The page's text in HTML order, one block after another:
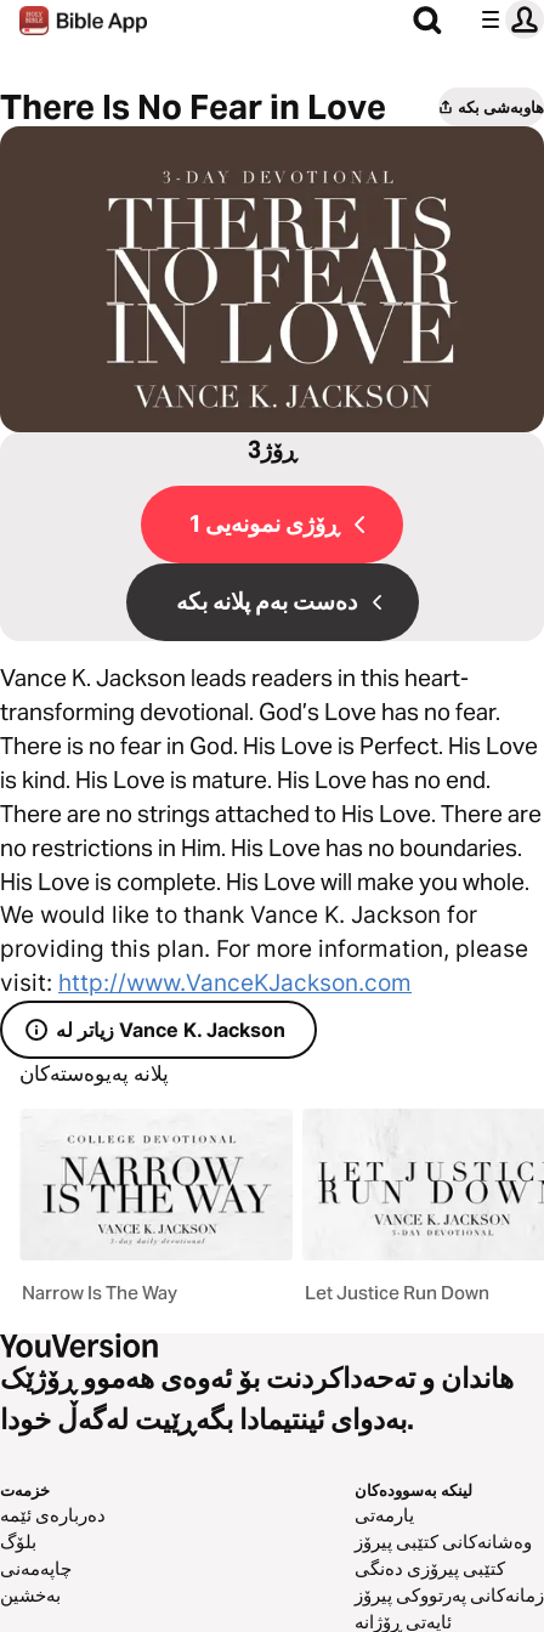
There Is No Fear in Love هاوبەشی بکە
3ڕۆژ
ڕۆژی نمونەیی 1
دەست بەم پلانە بکە
Vance K. Jackson leads readers in this heart-
transforming devotional. God’s Love has no fear.
There is no fear in God. His Love is Perfect. His Love
is kind. His Love is mature. His Love has no end.
There are no strings attached to His Love. There are
no restrictions in Him. His Love has no boundaries.
His Love is complete. His Love will make you whole.
We would like to thank Vance K. Jackson for
providing this plan. For more information, please
visit: http://www.VanceKJackson.com
زیاتر لە Vance K. Jackson
پلانە پەیوەستەکان
Narrow Is The Way Let Justice Run Down
هاندان و تەحەداکردنت بۆ ئەوەی هەموو ڕۆژێک
بەدوای ئینتیمادا بگەڕێیت لەگەڵ خودا.
خزمەت
دەربارەی ئێمە
بلۆگ
چاپەمەنی
بەخشین
لینکە بەسوودەکان
یارمەتی
وەشانەکانی کتێبی پیرۆز
کتێبی پیرۆزی دەنگی
زمانەکانی پەرتووکی پیرۆز
ئایەتی ڕۆژانە